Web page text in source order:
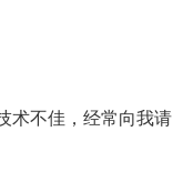
术不佳，经常向我请